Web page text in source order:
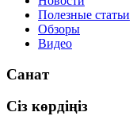
Полезные статьи
Обзоры
Видео
Санат
Сіз көрдіңіз